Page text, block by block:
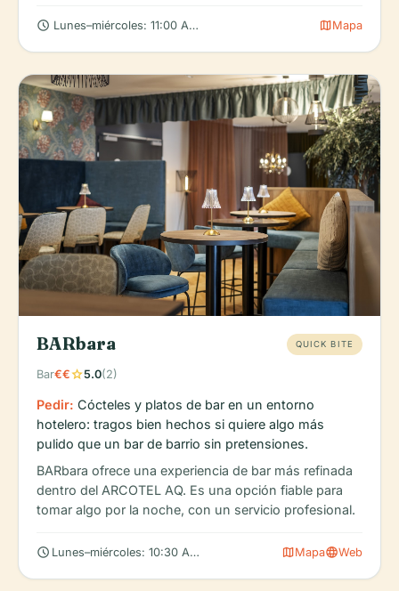
schedule Lunes–miércoles: 11:00 AM – 9:00 PM mapMapa
BARbara QUICK BITE
Bar€€star5.0(2)
Pedir: Cócteles y platos de bar en un entorno
hotelero: tragos bien hechos si quiere algo más
pulido que un bar de barrio sin pretensiones.
BARbara ofrece una experiencia de bar más refinada
dentro del ARCOTEL AQ. Es una opción fiable para
tomar algo por la noche, con un servicio profesional.
schedule Lunes–miércoles: 10:30 AM – 1:00 AM mapMapalanguageWeb